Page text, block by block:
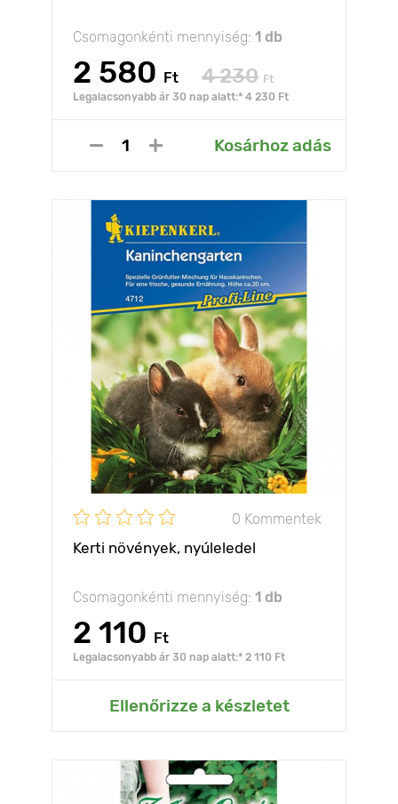
Csomagonkénti mennyiség: 1 db
2 580 Ft 4 230 Ft
Legalacsonyabb ár 30 nap alatt:* 4 230 Ft
Kosárhoz adás
0 Kommentek
Kerti növények, nyúleledel
Csomagonkénti mennyiség: 1 db
2 110 Ft
Legalacsonyabb ár 30 nap alatt:* 2 110 Ft
Ellenőrizze a készletet